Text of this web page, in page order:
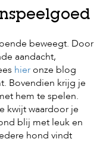
beweegt. Door
aandacht,
hieronze blog
Bovendien krijg je
hem te spelen.
kwijt waardoor je
blij met leuk en
hond vindt